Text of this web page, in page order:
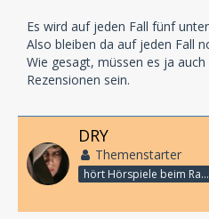
Es wird auf jeden Fall fünf
Also bleiben da auf jeden Fall
Wie gesagt, müssen es ja
Rezensionen sein.
DRY
Themenstarter
hört Hörspiele beim Rasenmähen